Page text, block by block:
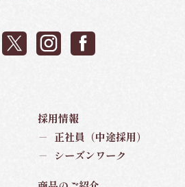
採用情報
－ 正社員（中途採用）
－
シーズンワーク